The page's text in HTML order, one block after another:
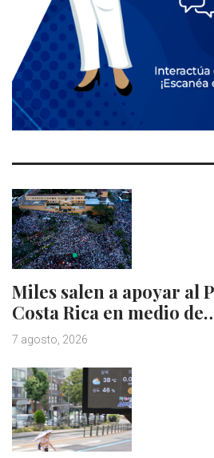
Miles salen a apoyar al
Costa Rica en medio
7 agosto, 2026